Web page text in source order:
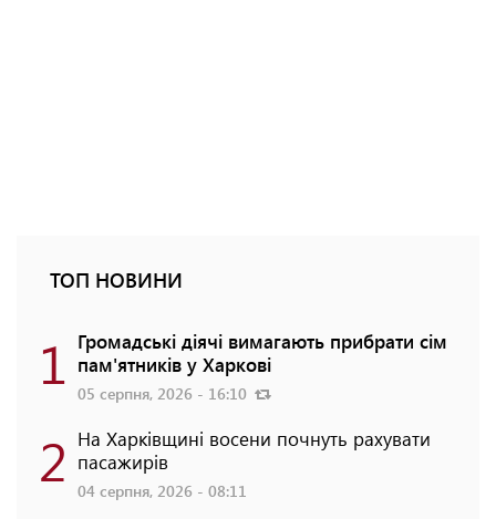
ТОП НОВИНИ
1 Громадські діячі вимагають прибрати сім
пам'ятників у Харкові
05 серпня, 2026 - 16:10
2 На Харківщині восени почнуть рахувати
пасажирів
04 серпня, 2026 - 08:11